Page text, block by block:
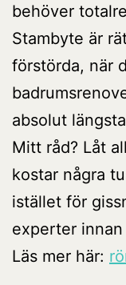
behöver
Stambyte är
förstörda, när
absolut
Mitt råd? Låt
kostar några
istället för
experter
Läs mer här: